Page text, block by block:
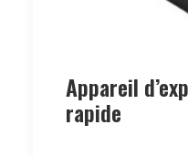
Appareil
rapide